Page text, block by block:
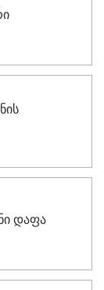
დაფა